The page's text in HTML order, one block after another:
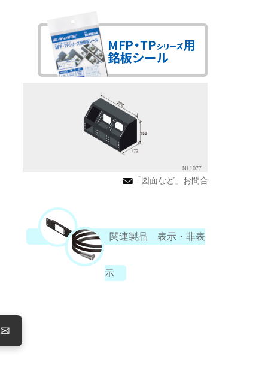
NL1077
「図面など」お問合
関連製品 表示・非表
示
✉